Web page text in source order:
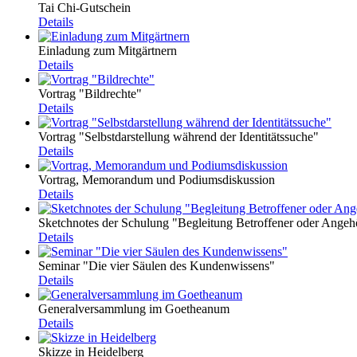
Tai Chi-Gutschein
Details
Einladung zum Mitgärtnern
Details
Vortrag "Bildrechte"
Details
Vortrag "Selbstdarstellung während der Identitätssuche"
Details
Vortrag, Memorandum und Podiumsdiskussion
Details
Sketchnotes der Schulung "Begleitung Betroffener oder
Details
Seminar "Die vier Säulen des Kundenwissens"
Details
Generalversammlung im Goetheanum
Details
Skizze in Heidelberg